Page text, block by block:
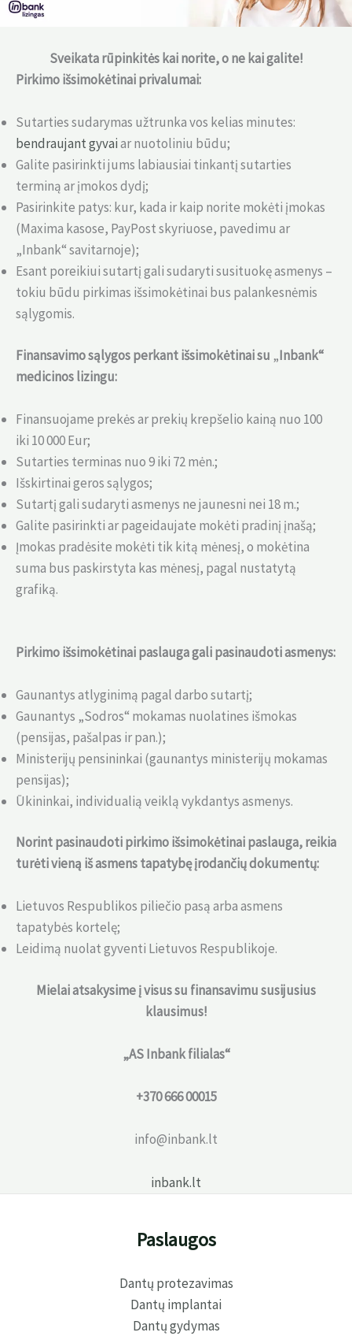
Sveikata rūpinkitės kai norite, o ne kai galite!
Pirkimo išsimokėtinai privalumai:
Sutarties sudarymas užtrunka vos kelias minutes:
bendraujant gyvaiar nuotoliniu būdu;
Galite pasirinkti jums labiausiai tinkantį sutarties
terminą ar įmokos dydį;
Pasirinkite patys: kur, kada ir kaip norite mokėti įmokas
(Maxima kasose, PayPost skyriuose, pavedimu ar
„Inbank“ savitarnoje);
Esant poreikiui sutartį gali sudaryti susituokę asmenys –
tokiu būdu pirkimas išsimokėtinai bus palankesnėmis
sąlygomis.
Finansavimo sąlygos perkant išsimokėtinai su „Inbank“
medicinos lizingu:
Finansuojame prekės ar prekių krepšelio kainą nuo 100
iki 10 000 Eur;
Sutarties terminas nuo 9 iki 72 mėn.;
Išskirtinai geros sąlygos;
Sutartį gali sudaryti asmenys ne jaunesni nei 18 m.;
Galite pasirinkti ar pageidaujate mokėti pradinį įnašą;
Įmokas pradėsite mokėti tik kitą mėnesį, o mokėtina
suma bus paskirstyta kas mėnesį, pagal nustatytą
grafiką.
Pirkimo išsimokėtinai paslauga gali pasinaudoti asmenys:
Gaunantys atlyginimą pagal darbo sutartį;
Gaunantys „Sodros“ mokamas nuolatines išmokas
(pensijas, pašalpas ir pan.);
Ministerijų pensininkai (gaunantys ministerijų mokamas
pensijas);
Ūkininkai, individualią veiklą vykdantys asmenys.
Norint pasinaudoti pirkimo išsimokėtinai paslauga, reikia
turėti vieną iš asmens tapatybę įrodančių dokumentų:
Lietuvos Respublikos piliečio pasą arba asmens
tapatybės kortelę;
Leidimą nuolat gyventi Lietuvos Respublikoje.
Mielai atsakysime į visus su finansavimu susijusius
klausimus!
„AS Inbank filialas“
+370 666 00015
info@inbank.lt
inbank.lt
Paslaugos
Dantų protezavimas
Dantų implantai
Dantų gydymas